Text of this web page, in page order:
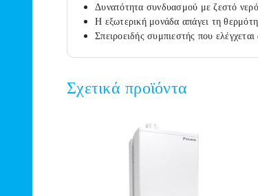
Δυνατότητα συνδυασμού με ζεστό
Η εξωτερική μονάδα απάγει τη
Σπειροειδής συμπιεστής που
Σχετικά προϊόντα